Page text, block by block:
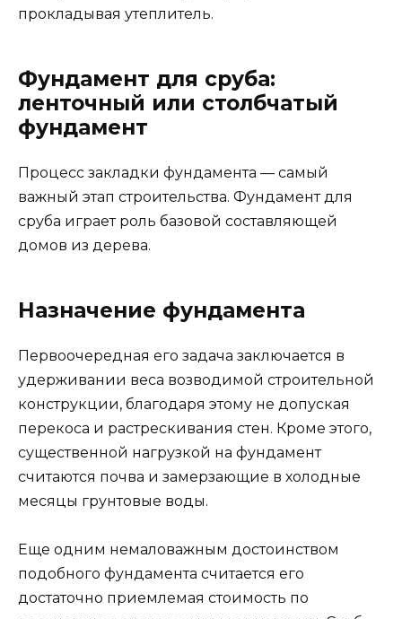
прокладывая утеплитель.
Фундамент для сруба:
ленточный или столбчатый
фундамент
Процесс закладки фундамента — самый
важный этап строительства. Фундамент для
сруба играет роль базовой составляющей
домов из дерева.
Назначение фундамента
Первоочередная его задача заключается в
удерживании веса возводимой строительной
конструкции, благодаря этому не допуская
перекоса и растрескивания стен. Кроме этого,
существенной нагрузкой на фундамент
считаются почва и замерзающие в холодные
месяцы грунтовые воды.
Еще одним немаловажным достоинством
подобного фундамента считается его
достаточно приемлемая стоимость по